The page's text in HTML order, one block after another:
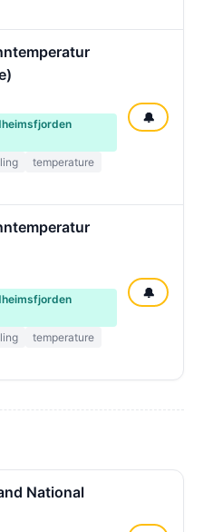
temperature
🔔
temperature
🔔
National